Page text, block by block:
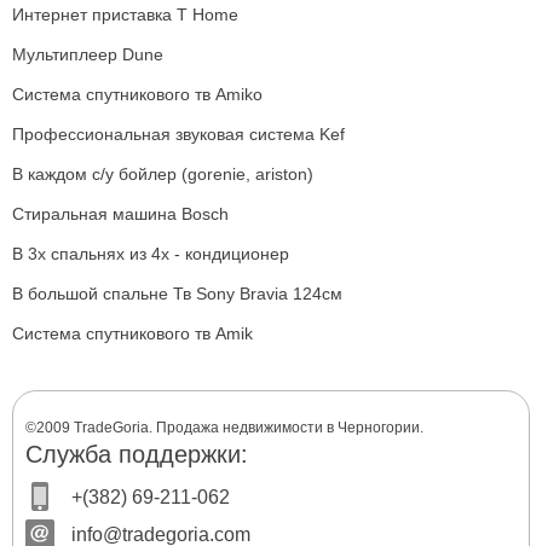
Интернет приставка T Home
Мультиплеер Dune
Система спутникового тв Amiko
Профессиональная звуковая система Kef
В каждом с/у бойлер (gorenie, ariston)
Стиральная машина Bosch
В 3х спальнях из 4х - кондиционер
В большой спальне Тв Sony Bravia 124см
Система спутникового тв Amik
©2009 TradeGoria. Продажа недвижимости в Черногории.
Служба поддержки:
+(382) 69-211-062
info@tradegoria.com